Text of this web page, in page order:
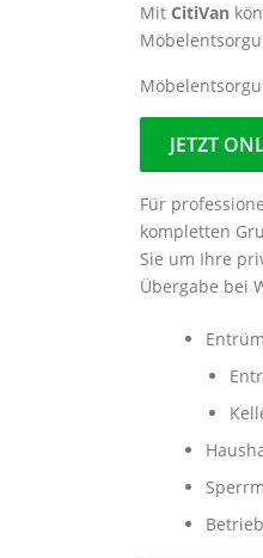
Mit CitiVan
JETZT
Für
kompletten
Sie um Ihre
Übergabe bei